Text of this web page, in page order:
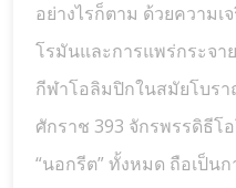
อย่างไรก็ตาม ด้วยความเ
โรมันและการแพร่กระจ
กีฬาโอลิมปิกในสมัยโบร
ศักราช 393 จักรพรรดิธีโ
“นอกรีต” ทั้งหมด ถือเป็น